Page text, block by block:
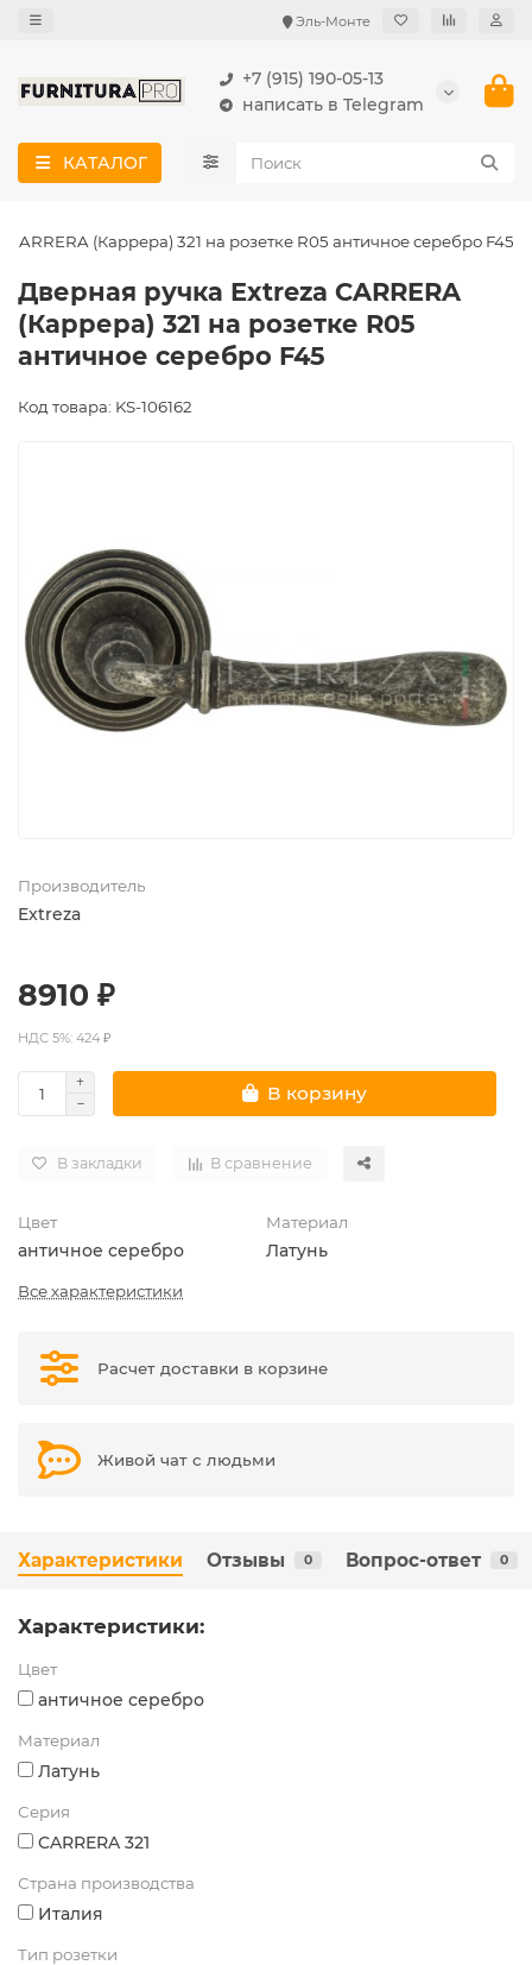
Эль-Монте
+7 (915) 190-05-13
написать в Telegram
КАТАЛОГ
(Каррера) 321 на розетке R05 античное серебро F45
Дверная ручка Extreza CARRERA
(Каррера) 321 на розетке R05
античное серебро F45
Код товара: KS-106162
Производитель
Extreza
8910 ₽
НДС 5%: 424 ₽
В корзину
В закладки В сравнение
Цвет
античное серебро
Материал
Латунь
Все характеристики
Расчет доставки в корзине
Живой чат с людьми
Характеристики Отзывы 0 Вопрос-ответ 0
Характеристики:
Цвет
античное серебро
Материал
Латунь
Серия
CARRERA 321
Страна производства
Италия
Тип розетки